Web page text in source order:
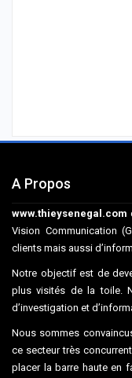
A Propos
www.thieysenegal.com
Vision Communication
clients mais aussi
Notre objectif est de
plus visités de la toile.
d’investigation et
Nous sommes
ce secteur très
placer la barre haute en